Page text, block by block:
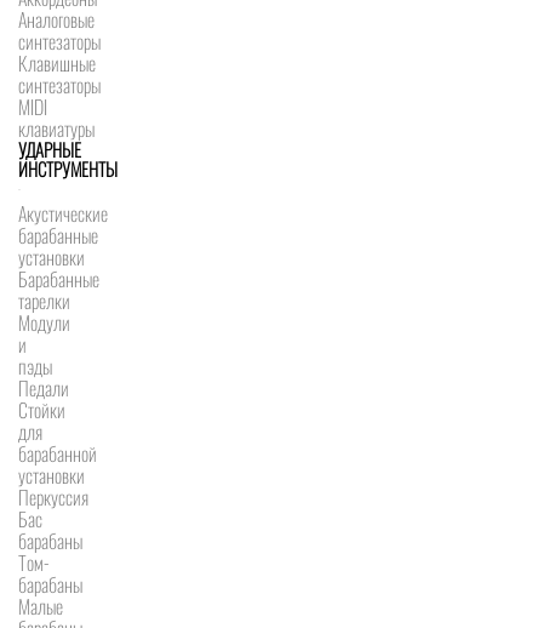
Аналоговые
синтезаторы
Клавишные
синтезаторы
MIDI
клавиатуры
УДАРНЫЕ
ИНСТРУМЕНТЫ
Акустические
барабанные
установки
Барабанные
тарелки
Модули
и
пэды
Педали
Стойки
для
барабанной
установки
Перкуссия
Бас
барабаны
Том-
барабаны
Малые